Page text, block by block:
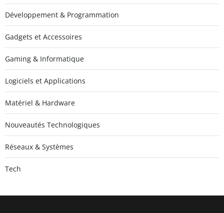
Développement & Programmation
Gadgets et Accessoires
Gaming & Informatique
Logiciels et Applications
Matériel & Hardware
Nouveautés Technologiques
Réseaux & Systèmes
Tech